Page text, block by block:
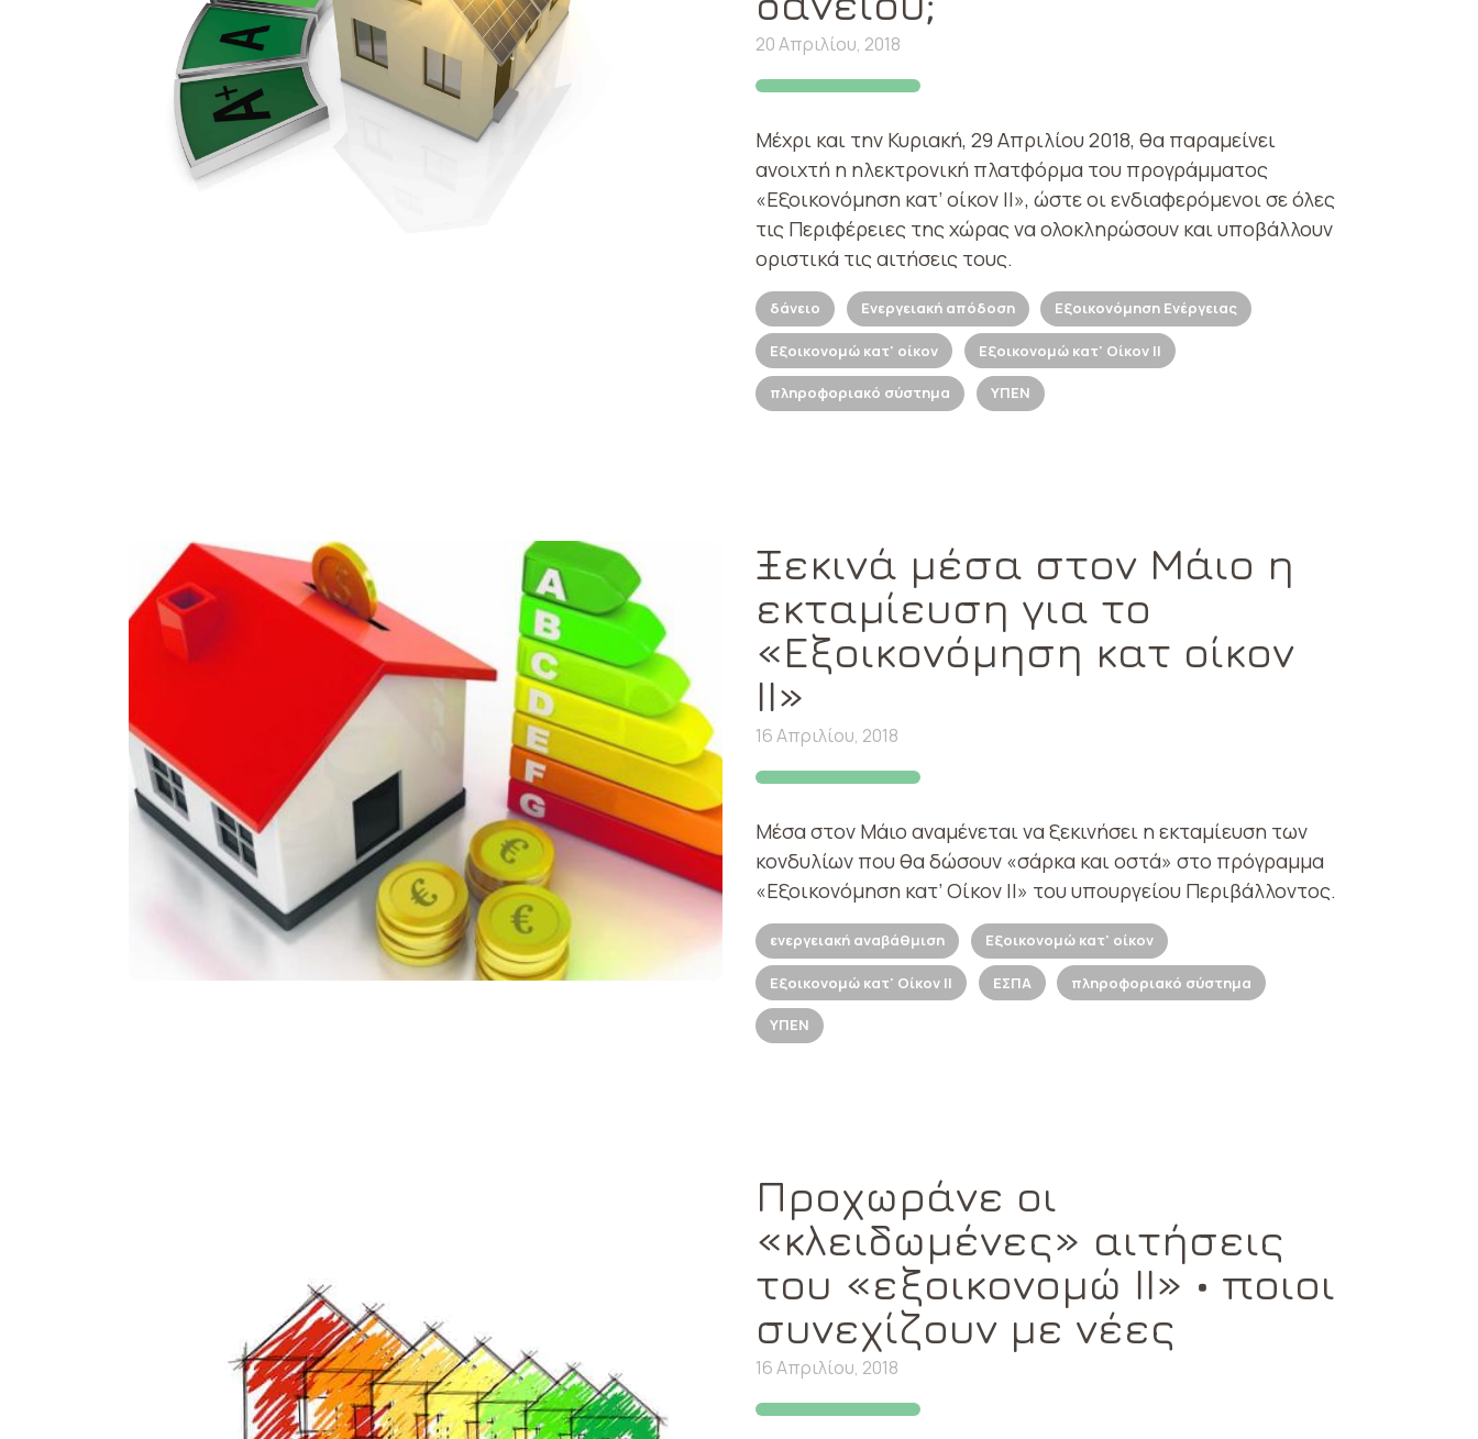
20 Απριλίου, 2018
Μέχρι και την Κυριακή, 29 Απριλίου 2018, θα παραμείνει
ανοιχτή η ηλεκτρονική πλατφόρμα του προγράμματος
«Εξοικονόμηση κατ’ οίκον ΙΙ», ώστε οι ενδιαφερόμενοι σε όλες
τις Περιφέρειες της χώρας να ολοκληρώσουν και υποβάλλουν
οριστικά τις αιτήσεις τους.
δάνειο Ενεργειακή απόδοση Εξοικονόμηση Ενέργειας
Εξοικονομώ κατ' οίκον Εξοικονομώ κατ' Οίκον ΙΙ
πληροφοριακό σύστημα ΥΠΕΝ
Ξεκινά μέσα στον Μάιο η
εκταμίευση για το
«Εξοικονόμηση κατ οίκον
II»
16 Απριλίου, 2018
Μέσα στον Μάιο αναμένεται να ξεκινήσει η εκταμίευση των
κονδυλίων που θα δώσουν «σάρκα και οστά» στο πρόγραμμα
«Εξοικονόμηση κατ’ Οίκον ΙΙ» του υπουργείου Περιβάλλοντος.
ενεργειακή αναβάθμιση Εξοικονομώ κατ' οίκον
Εξοικονομώ κατ' Οίκον ΙΙ ΕΣΠΑ πληροφοριακό σύστημα
ΥΠΕΝ
Προχωράνε οι
«κλειδωμένες» αιτήσεις
του «εξοικονομώ II» • ποιοι
συνεχίζουν με νέες
16 Απριλίου, 2018